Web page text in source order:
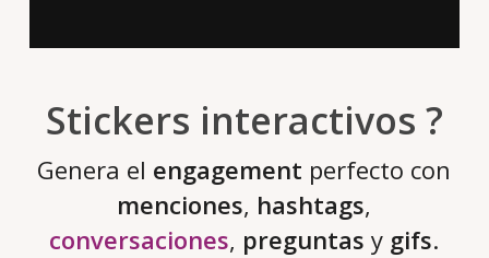
Stickers interactivos ?
Genera el engagement perfecto con
menciones, hashtags,
conversaciones, preguntas y gifs.